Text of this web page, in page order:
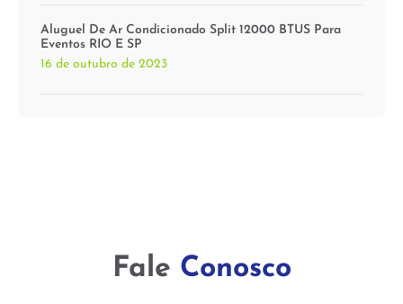
Aluguel De Ar Condicionado Split 12000 BTUS Para
Eventos RIO E SP
16 de outubro de 2023
Fale Conosco